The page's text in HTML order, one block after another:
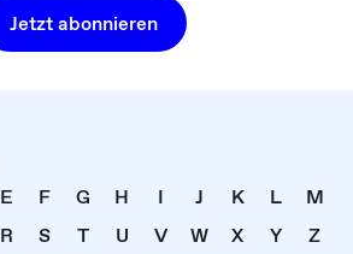
Jetzt abonnieren
E F G H I J K L
M
R S T U V W X Y
Z